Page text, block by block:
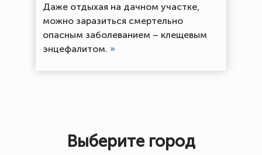
Даже отдыхая на дачном участке,
можно заразиться смертельно
опасным заболеванием – клещевым
энцефалитом. »
Выберите город